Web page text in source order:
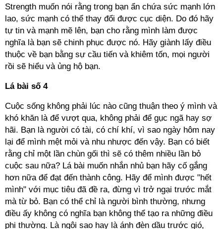
Strength muốn nói rằng trong bạn ẩn chứa sức mạnh lớn
lao, sức mạnh có thể thay đổi được cục diện. Do đó hãy
tự tin và mạnh mẽ lên, bạn cho rằng mình làm được
nghĩa là bạn sẽ chinh phục được nó. Hãy giành lấy điều
thuộc về bạn bằng sự cầu tiến và khiêm tốn, mọi người
rồi sẽ hiểu và ủng hộ bạn.
Lá bài số 4
Cuộc sống không phải lúc nào cũng thuận theo ý mình và
khó khăn là để vượt qua, không phải để gục ngã hay sợ
hãi. Bạn là người có tài, có chí khí, vì sao ngày hôm nay
lại để mình mệt mỏi và nhu nhược đến vậy. Bạn có biết
rằng chỉ một lần chùn gối thì sẽ có thêm nhiều lần bỏ
cuộc sau nữa? Lá bài muốn nhắn nhủ bạn hãy cố gắng
hơn nữa để đạt đến thành công. Hãy để mình được "hết
mình" với mục tiêu đã đề ra, đừng vì trở ngại trước mắt
mà từ bỏ. Bạn có thể chỉ là người bình thường, nhưng
điều ấy không có nghĩa bạn không thể tạo ra những điều
phi thường. Là ngôi sao hay là ánh đèn dầu trước gió,